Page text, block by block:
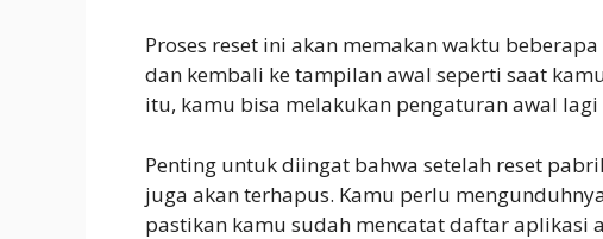
Proses reset ini akan memakan waktu
dan kembali ke tampilan awal seperti saat
itu, kamu bisa melakukan pengaturan awal lagi
Penting untuk diingat bahwa setelah reset
juga akan terhapus. Kamu perlu
pastikan kamu sudah mencatat daftar aplikasi